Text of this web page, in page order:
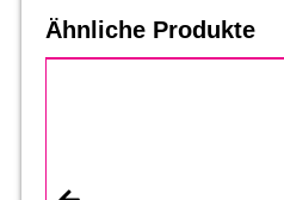
Ähnliche Produkte